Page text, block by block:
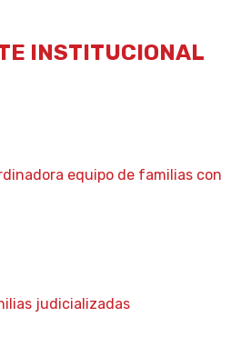
INSTITUCIONAL
equipo de familias con
judicializadas